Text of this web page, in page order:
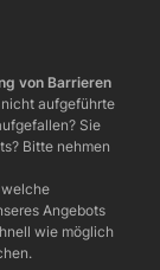
von Barrieren
aufgeführte
Sie
Bitte nehmen
welche
Angebots
wie möglich